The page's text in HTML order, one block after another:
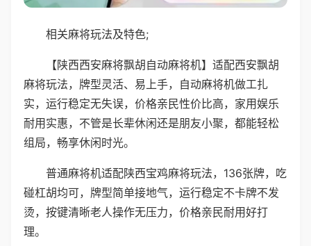
相关麻将玩法及特色;
【陕西西安麻将飘胡自动麻将机】适配西安飘胡
麻将玩法，牌型灵活、易上手，自动麻将机做工扎
实，运行稳定无失误，价格亲民性价比高，家用娱乐
耐用实惠，不管是长辈休闲还是朋友小聚，都能轻松
组局，畅享休闲时光。
普通麻将机适配陕西宝鸡麻将玩法，136张牌，吃
碰杠胡均可，牌型简单接地气，运行稳定不卡牌不发
烫，按键清晰老人操作无压力，价格亲民耐用好打
理。